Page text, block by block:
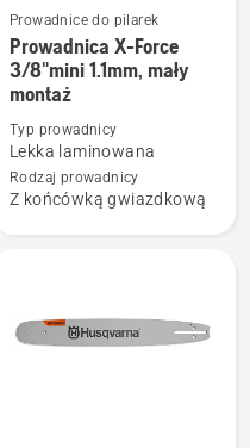
Zobacz
więcej
szczegółów
Prowadnica
Force
montaż
Prowadnice do pilarek
Prowadnica X-Force
3/8"mini 1.1mm, mały
montaż
Typ prowadnicy
Lekka laminowana
Rodzaj prowadnicy
Z końcówką gwiazdkową